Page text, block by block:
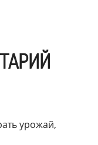
урожай,